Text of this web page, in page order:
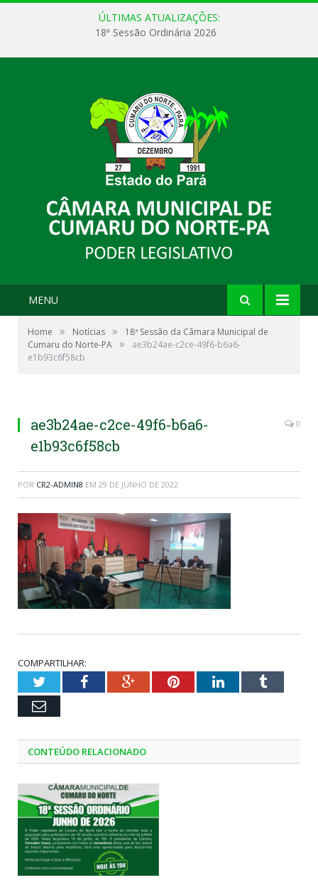
ÚLTIMAS ATUALIZAÇÕES:
18ª Sessão Ordinária 2026
MENU
Home » Notícias »
18ª Sessão da Câmara Municipal de
Cumaru do Norte-PA »
ae3b24ae-c2ce-49f6-b6a6-
e1b93c6f58cb
ae3b24ae-c2ce-49f6-b6a6-
e1b93c6f58cb
0
POR CR2-ADMIN8 EM 29 DE JUNHO DE 2022
COMPARTILHAR:
TwitterFacebookGoogle+PinterestLinkedInTumblr
Email
CONTEÚDO RELACIONADO